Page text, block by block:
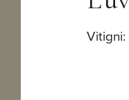
Vitigni: